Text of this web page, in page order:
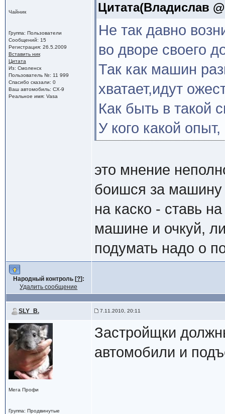
Чайник
Группа: Пользователи
Сообщений: 15
Регистрация: 26.5.2009
Вставить ник
Цитата
Из: Смоленск
Пользователь №: 11 999
Спасибо сказали: 0
Ваш автомобиль: CX-9
Реальное имя: Vasa
Цитата(Владислав
Не так давно
во дворе своего
Так как машин
хватает,идут
Как быть в такой
У кого какой
это мнение
боишся за машину
на каско - ставь
машине и очкуй,
подумать надо о
Народный контроль [?]:
Удалить сообщение
SLY_B. 7.11.2010, 20:11
Мега Профи
Группа: Продвинутые
Застройщки
автомобили и